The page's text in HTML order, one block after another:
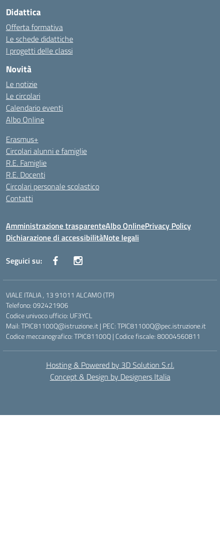
Didattica
Offerta formativa
Le schede didattiche
I progetti delle classi
Novità
Le notizie
Le circolari
Calendario eventi
Albo Online
Erasmus+
Circolari alunni e famiglie
R.E. Famiglie
R.E. Docenti
Circolari personale scolastico
Contatti
Amministrazione trasparenteAlbo OnlinePrivacy Policy
Dichiarazione di accessibilitàNote legali
Seguici su:
VIALE ITALIA , 13 91011 ALCAMO (TP)
Telefono: 092421906
Codice univoco ufficio: UF3YCL
Mail: TPIC81100Q@istruzione.it | PEC: TPIC81100Q@pec.istruzione.it
Codice meccanografico: TPIC81100Q | Codice fiscale: 80004560811
Hosting & Powered by 3D Solution S.r.l.
Concept & Design by Designers Italia